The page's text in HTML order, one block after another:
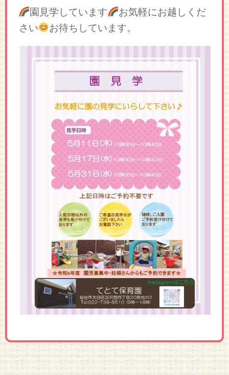
園見学しています
お気軽にお越しくだ
さい
お待ちしています。